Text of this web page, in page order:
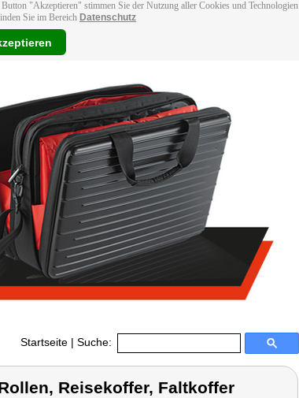
"Akzeptieren" stimmen Sie der Nutzung aller Cookies und Technologien
Sie im Bereich Datenschutz
Startseite | Suche:
Reisekoffer, Faltkoffer